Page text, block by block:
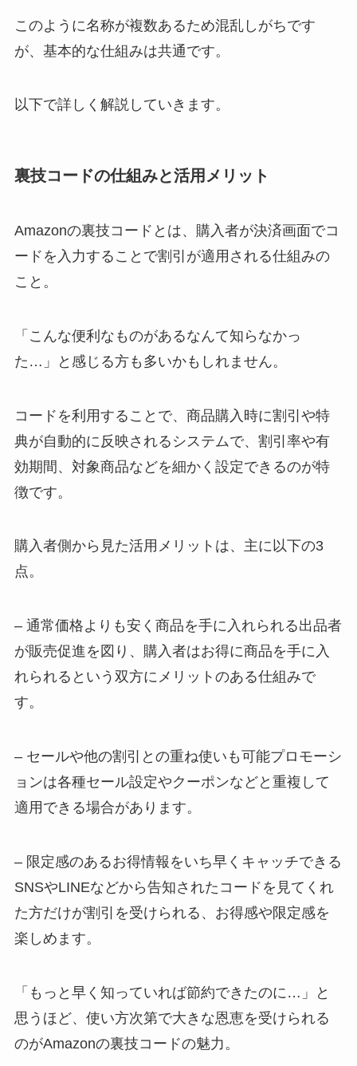
このように名称が複数あるため混乱しがちです
が、基本的な仕組みは共通です。
以下で詳しく解説していきます。
裏技コードの仕組みと活用メリット
Amazonの裏技コードとは、購入者が決済画面でコ
ードを入力することで割引が適用される仕組みの
こと。
「こんな便利なものがあるなんて知らなかっ
た…」と感じる方も多いかもしれません。
コードを利用することで、商品購入時に割引や特
典が自動的に反映されるシステムで、割引率や有
効期間、対象商品などを細かく設定できるのが特
徴です。
購入者側から見た活用メリットは、主に以下の3
点。
– 通常価格よりも安く商品を手に入れられる出品者
が販売促進を図り、購入者はお得に商品を手に入
れられるという双方にメリットのある仕組みで
す。
– セールや他の割引との重ね使いも可能プロモーシ
ョンは各種セール設定やクーポンなどと重複して
適用できる場合があります。
– 限定感のあるお得情報をいち早くキャッチできる
SNSやLINEなどから告知されたコードを見てくれ
た方だけが割引を受けられる、お得感や限定感を
楽しめます。
「もっと早く知っていれば節約できたのに…」と
思うほど、使い方次第で大きな恩恵を受けられる
のがAmazonの裏技コードの魅力。